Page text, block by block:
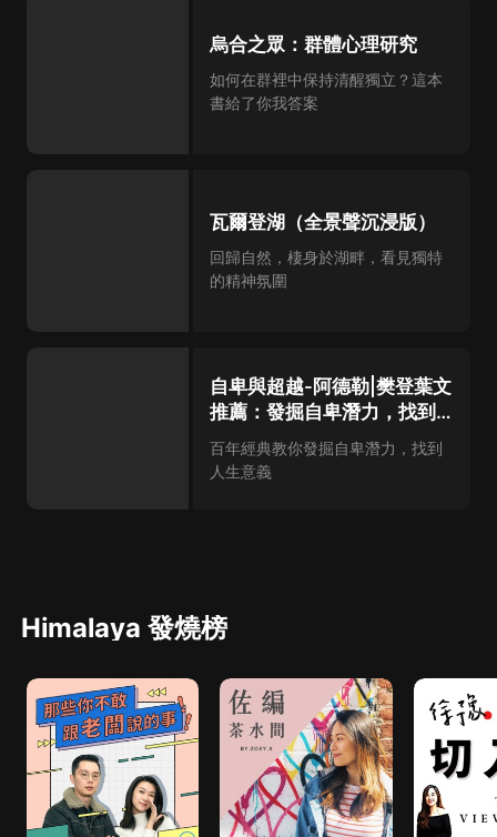
烏合之眾：群體心理研究
如何在群裡中保持清醒獨立？這本
書給了你我答案
瓦爾登湖（全景聲沉浸版）
回歸自然，棲身於湖畔，看見獨特
的精神氛圍
自卑與超越-阿德勒|樊登葉文
推薦：發掘自卑潛力，找到人
生意義
百年經典教你發掘自卑潛力，找到
人生意義
Himalaya 發燒榜